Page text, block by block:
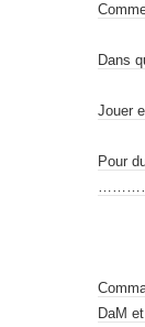
Dans
Jouer
Pour
DaM